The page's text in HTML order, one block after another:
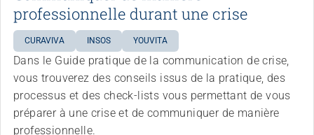
professionnelle durant une crise
CURAVIVA INSOS YOUVITA
Dans le Guide pratique de la communication de crise,
vous trouverez des conseils issus de la pratique, des
processus et des check-lists vous permettant de vous
préparer à une crise et de communiquer de manière
professionnelle.